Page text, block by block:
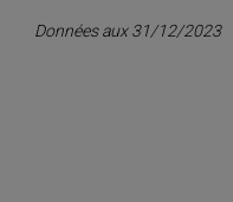
Données aux 31/12/2023